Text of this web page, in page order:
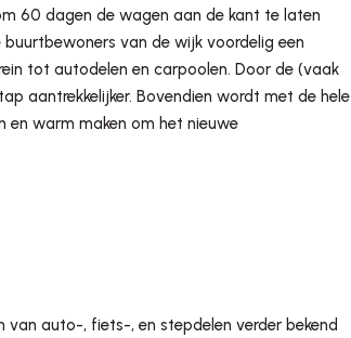
60 dagen de wagen aan de kant te laten
van de wijk voordelig een
tot autodelen en carpoolen. Door de (vaak
aantrekkelijker. Bovendien wordt met de hele
en warm maken om het nieuwe
auto-, fiets-, en stepdelen verder bekend